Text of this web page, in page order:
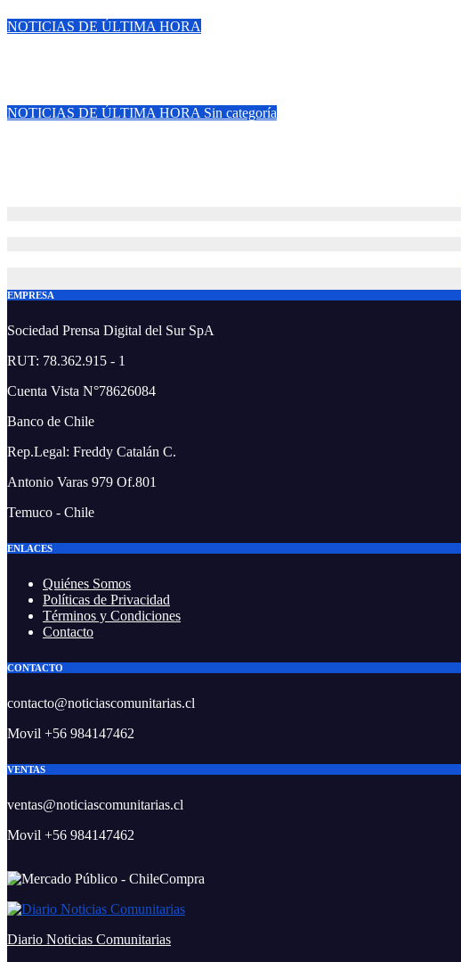
NOTICIAS DE ÚLTIMA HORA
NOTICIAS DE ÚLTIMA HORA Sin categoría
EMPRESA
Sociedad Prensa Digital del Sur SpA
RUT: 78.362.915 - 1
Cuenta Vista N°78626084
Banco de Chile
Rep.Legal: Freddy Catalán C.
Antonio Varas 979 Of.801
Temuco - Chile
ENLACES
Quiénes Somos
Políticas de Privacidad
Términos y Condiciones
Contacto
CONTACTO
contacto@noticiascomunitarias.cl
Movil +56 984147462
VENTAS
ventas@noticiascomunitarias.cl
Movil +56 984147462
Diario Noticias Comunitarias